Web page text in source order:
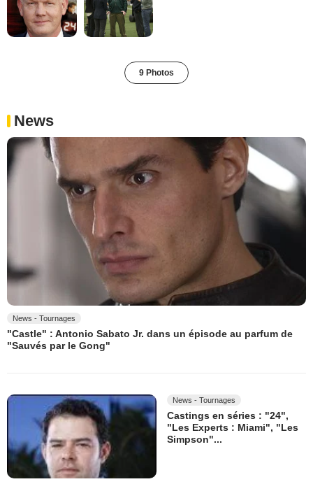
9 Photos
News
News - Tournages
"Castle" : Antonio Sabato Jr. dans un épisode au parfum de
"Sauvés par le Gong"
News - Tournages
Castings en séries : "24",
"Les Experts : Miami", "Les
Simpson"...